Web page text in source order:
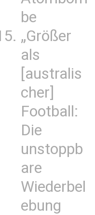
be
„Größer
als
[australis
cher]
Football:
Die
unstoppb
are
Wiederbel
ebung